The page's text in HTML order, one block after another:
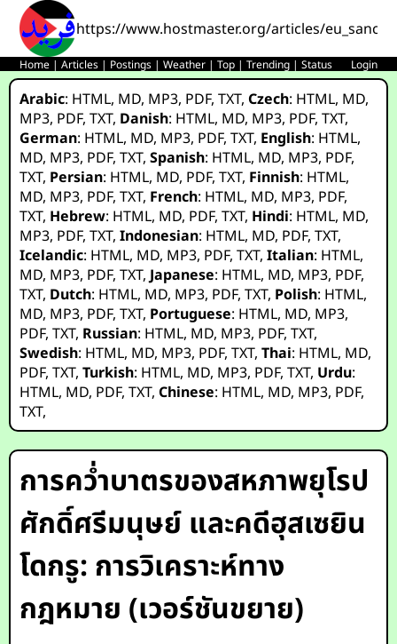
https://www.hostmaster.org/articles/
Home |Articles | Postings |Weather |Top |Trending |Status Login
Arabic: HTML, MD, MP3, PDF,TXT,Czech: HTML, MD,
MP3, PDF,TXT, Danish: HTML, MD, MP3, PDF,TXT,
German: HTML, MD, MP3, PDF,TXT, English: HTML,
MD, MP3, PDF,TXT,Spanish: HTML, MD, MP3, PDF,
TXT, Persian: HTML, MD, PDF,TXT, Finnish: HTML,
MD, MP3, PDF,TXT, French: HTML, MD, MP3, PDF,
TXT, Hebrew: HTML, MD, PDF,TXT, Hindi: HTML, MD,
MP3, PDF,TXT,Indonesian: HTML, MD, PDF,TXT,
Icelandic: HTML, MD, MP3, PDF,TXT,Italian: HTML,
MD, MP3, PDF,TXT, Japanese: HTML, MD, MP3, PDF,
TXT, Dutch: HTML, MD, MP3, PDF,TXT, Polish: HTML,
MD, MP3, PDF,TXT, Portuguese: HTML, MD, MP3,
PDF,TXT, Russian: HTML, MD, MP3, PDF,TXT,
Swedish: HTML, MD, MP3, PDF,TXT,Thai: HTML, MD,
PDF,TXT,Turkish: HTML, MD, MP3, PDF,TXT, Urdu:
HTML, MD, PDF,TXT,Chinese: HTML, MD, MP3, PDF,
TXT,
การคว่ำบาตรของสหภาพยุโรป
ศักดิ์ศรีมนุษย์ และคดีฮุสเซยิน
โดกรู: การวิเคราะห์ทาง
กฎหมาย (เวอร์ชันขยาย)